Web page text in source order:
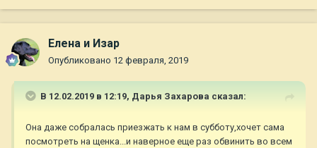
Елена и Изар
Опубликовано 12 февраля, 2019
В 12.02.2019 в 12:19, Дарья Захарова сказал:
Она даже собралась приезжать к нам в субботу,хочет сама
посмотреть на щенка...и наверное еще раз обвинить во всем